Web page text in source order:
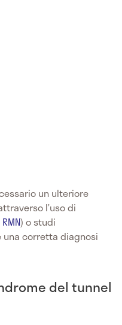
un ulteriore
l’uso di
RMN) o studi
corretta diagnosi
del tunnel